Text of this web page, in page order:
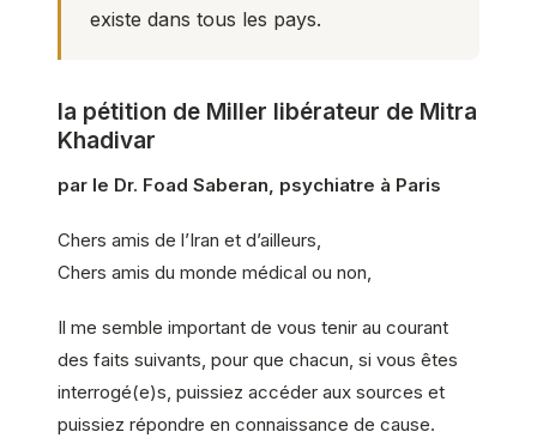
existe dans tous les pays.
la pétition de Miller libérateur de Mitra
Khadivar
par le Dr. Foad Saberan, psychiatre à Paris
Chers amis de l’Iran et d’ailleurs,
Chers amis du monde médical ou non,
Il me semble important de vous tenir au courant
des faits suivants, pour que chacun, si vous êtes
interrogé(e)s, puissiez accéder aux sources et
puissiez répondre en connaissance de cause.